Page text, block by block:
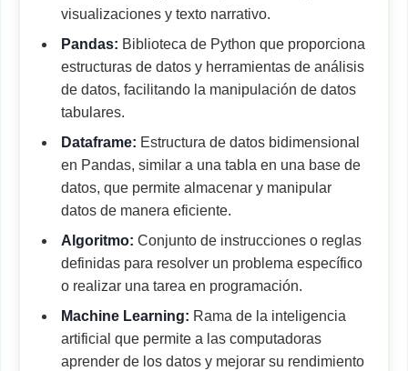
visualizaciones y texto narrativo.
Pandas: Biblioteca de Python que proporciona
estructuras de datos y herramientas de análisis
de datos, facilitando la manipulación de datos
tabulares.
Dataframe: Estructura de datos bidimensional
en Pandas, similar a una tabla en una base de
datos, que permite almacenar y manipular
datos de manera eficiente.
Algoritmo: Conjunto de instrucciones o reglas
definidas para resolver un problema específico
o realizar una tarea en programación.
Machine Learning: Rama de la inteligencia
artificial que permite a las computadoras
aprender de los datos y mejorar su rendimiento